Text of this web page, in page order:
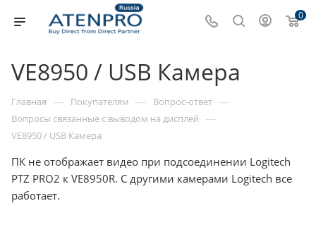
0
VE8950 / USB Камера
Главная — Покупателям — Вопрос-ответ —
Вопросы связанные с выводом на дисплей —
VE8950 / USB Камера
ПК не отображает видео при подсоединении Logitech
PTZ PRO2 к VE8950R. С другими камерами Logitech все
работает.